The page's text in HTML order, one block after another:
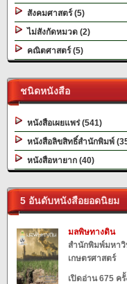
สังคมศาสตร์ (5)
ไม่สังกัดหมวด (2)
คณิตศาสตร์ (5)
ชนิดหนังสือ
หนังสือเผยแพร่ (541)
หนังสือลิขสิทธิ์สำนักพิมพ์
หนังสือหายาก (40)
5 อันดับหนังสือยอดนิยม
มลพิษทางดิน
สำนักพิมพ์มหาวิ
เกษตรศาสตร์
เปิดอ่าน 675 ครั้